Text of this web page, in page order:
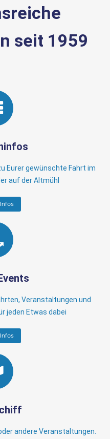
seit 1959
Eurer gewünschte Fahrt im
auf der Altmühl
Veranstaltungen und
jeden Etwas dabei
andere Veranstaltungen.